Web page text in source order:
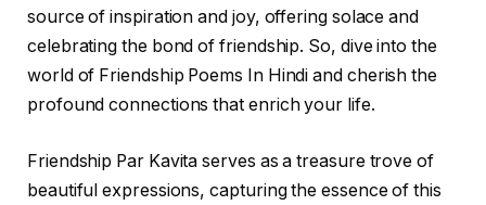
source of inspiration and joy, offering solace and
celebrating the bond of friendship. So, dive into the
world of Friendship Poems In Hindi and cherish the
profound connections that enrich your life.
Friendship Par Kavita serves as a treasure trove of
beautiful expressions, capturing the essence of this